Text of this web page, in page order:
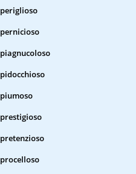
periglioso
pernicioso
piagnucoloso
pidocchioso
piumoso
prestigioso
pretenzioso
procelloso